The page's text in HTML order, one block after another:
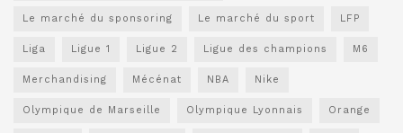
Le marché du sponsoring Le marché du sport LFP
Liga Ligue 1 Ligue 2 Ligue des champions M6
Merchandising Mécénat NBA Nike
Olympique de Marseille Olympique Lyonnais Orange